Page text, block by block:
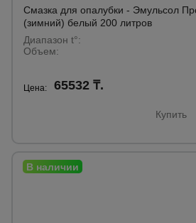
Смазка для опалубки - Эмульсол
(зимний) белый 200 литров
Диапазон t°:
Объем:
Цена: 65532 ₸.
Купить